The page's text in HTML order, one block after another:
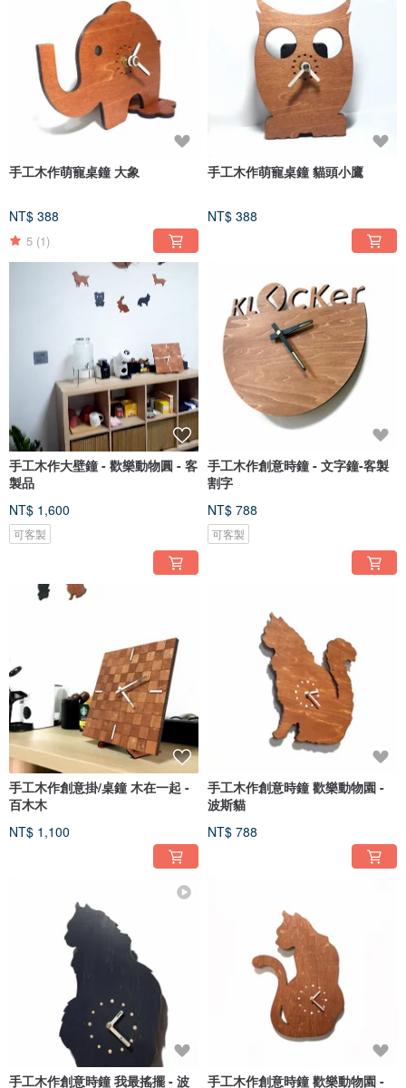
手工木作萌寵桌鐘 大象
NT$ 388
5 (1)
手工木作萌寵桌鐘 貓頭小鷹
NT$ 388
手工木作大壁鐘 - 歡樂動物圓 - 客
製品
NT$ 1,600
可客製
手工木作創意時鐘 - 文字鐘-客製
割字
NT$ 788
可客製
手工木作創意掛/桌鐘 木在一起 -
百木木
NT$ 1,100
手工木作創意時鐘 歡樂動物園 -
波斯貓
NT$ 788
手工木作創意時鐘 我最搖擺 - 波 手工木作創意時鐘 歡樂動物園 -